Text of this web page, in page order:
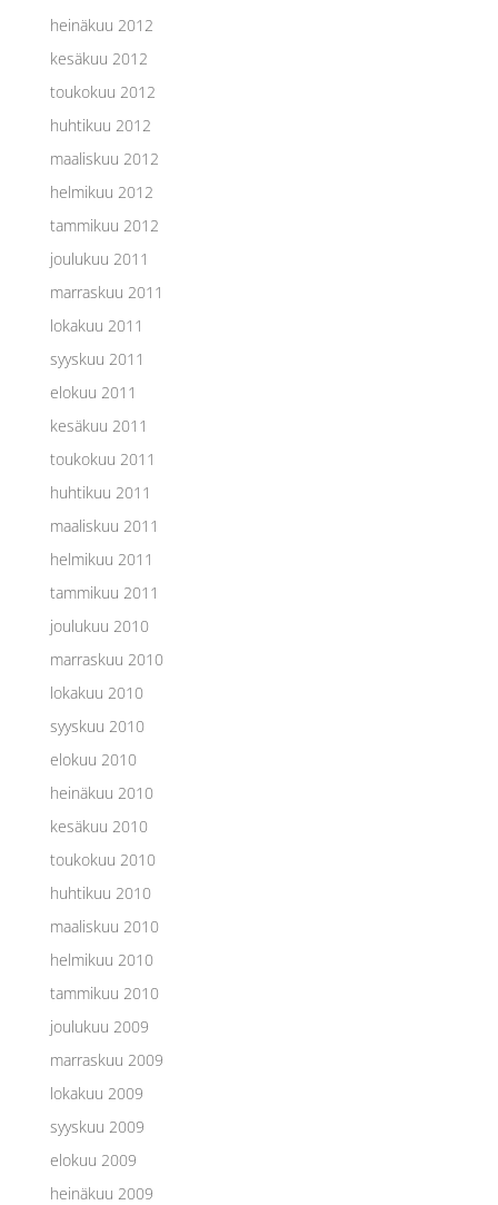
heinäkuu 2012
kesäkuu 2012
toukokuu 2012
huhtikuu 2012
maaliskuu 2012
helmikuu 2012
tammikuu 2012
joulukuu 2011
marraskuu 2011
lokakuu 2011
syyskuu 2011
elokuu 2011
kesäkuu 2011
toukokuu 2011
huhtikuu 2011
maaliskuu 2011
helmikuu 2011
tammikuu 2011
joulukuu 2010
marraskuu 2010
lokakuu 2010
syyskuu 2010
elokuu 2010
heinäkuu 2010
kesäkuu 2010
toukokuu 2010
huhtikuu 2010
maaliskuu 2010
helmikuu 2010
tammikuu 2010
joulukuu 2009
marraskuu 2009
lokakuu 2009
syyskuu 2009
elokuu 2009
heinäkuu 2009